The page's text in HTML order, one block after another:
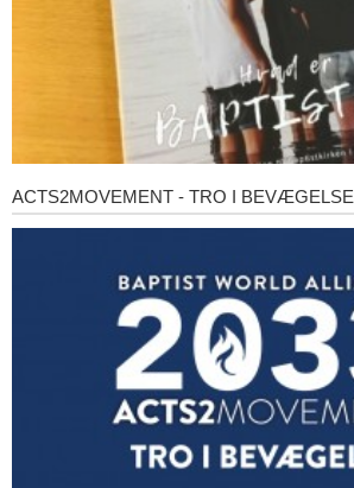
Acts2Movement
-
ACTS2MOVEMENT - TRO I BEVÆGELSE